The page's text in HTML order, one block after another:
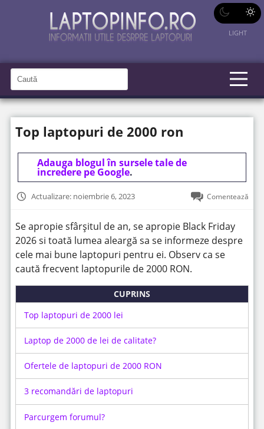
LIGHT
a
u
t
C
a
u
î
n
i
Top laptopuri de 2000 ron
Adauga blogul în sursele tale de
incredere pe Google.
Actualizare: noiembrie 6, 2023 Comentează
Se apropie sfârșitul de an, se apropie Black Friday
2026 si toată lumea aleargă sa se informeze despre
cele mai bune laptopuri pentru ei. Observ ca se
caută frecvent laptopurile de 2000 RON.
CUPRINS
Top laptopuri de 2000 lei
Laptop de 2000 de lei de calitate?
Ofertele de laptopuri de 2000 RON
3 recomandări de laptopuri
Parcurgem forumul?